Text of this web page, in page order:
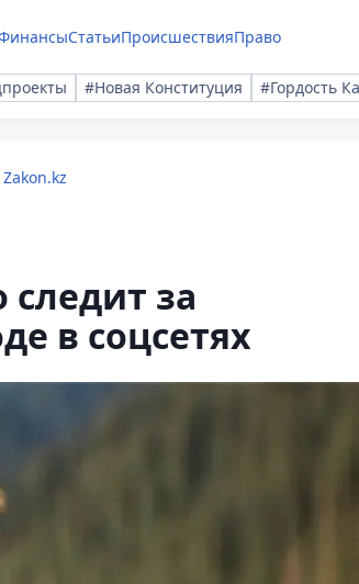
СтатьиПроисшествияПраво
#Новая Конституция #Гордость
за
в соцсетях